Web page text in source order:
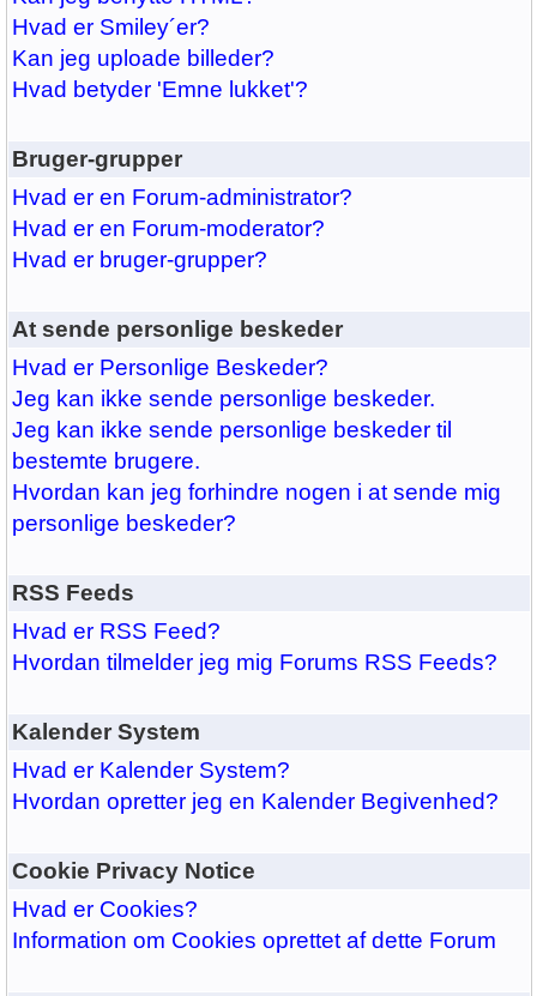
Hvad er Smiley´er?
Kan jeg uploade billeder?
Hvad betyder 'Emne lukket'?
Bruger-grupper
Hvad er en Forum-administrator?
Hvad er en Forum-moderator?
Hvad er bruger-grupper?
At sende personlige beskeder
Hvad er Personlige Beskeder?
Jeg kan ikke sende personlige beskeder.
Jeg kan ikke sende personlige beskeder til
bestemte brugere.
Hvordan kan jeg forhindre nogen i at sende mig
personlige beskeder?
RSS Feeds
Hvad er RSS Feed?
Hvordan tilmelder jeg mig Forums RSS Feeds?
Kalender System
Hvad er Kalender System?
Hvordan opretter jeg en Kalender Begivenhed?
Cookie Privacy Notice
Hvad er Cookies?
Information om Cookies oprettet af dette Forum